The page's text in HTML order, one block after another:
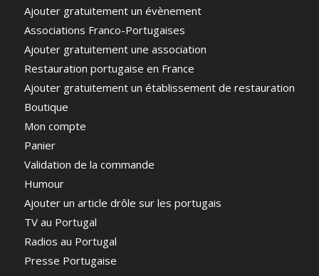
Ajouter gratuitement un évènement
Associations Franco-Portugaises
Ajouter gratuitement une association
Restauration portugaise en France
Ajouter gratuitement un établissement de restauration
Boutique
Mon compte
Panier
Validation de la commande
Humour
Ajouter un article drôle sur les portugais
TV au Portugal
Radios au Portugal
Presse Portugaise